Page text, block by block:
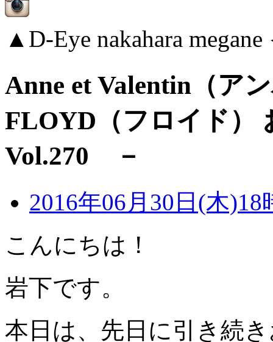
▲D-Eye nakahara
Anne et Valentin（ア
FLOYD（フロイド）
Vol.270 －
2016年06月30日(木)18
こんにちは！
岩下です。
本日は、先日に引き続